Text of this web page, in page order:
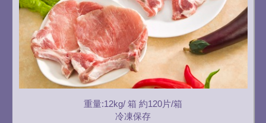
重量:12kg/ 箱 約120片/箱
冷凍保存